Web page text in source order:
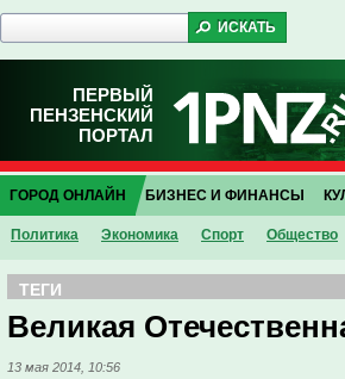
ПЕРВЫЙ
ПЕНЗЕНСКИЙ
ПОРТАЛ
ГОРОД ОНЛАЙН
Политика Экономика Спорт Общество
БИЗНЕС И ФИНАНСЫ
ТЕГИ
Великая
13 мая 2014, 10:56